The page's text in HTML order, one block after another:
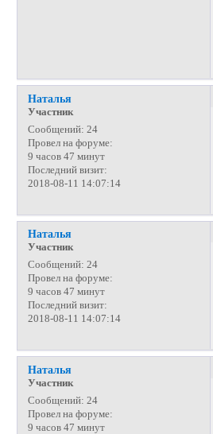
Наталья
Участник
Сообщений: 24
Провел на форуме:
9 часов 47 минут
Последний визит:
2018-08-11 14:07:14
Наталья
Участник
Сообщений: 24
Провел на форуме:
9 часов 47 минут
Последний визит:
2018-08-11 14:07:14
Наталья
Участник
Сообщений: 24
Провел на форуме:
9 часов 47 минут